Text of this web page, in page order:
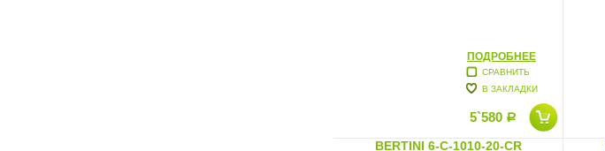
ПОДРОБНЕЕ
СРАВНИТЬ
В ЗАКЛАДКИ
5`580 Р
BERTINI 6-C-1010-20-CR